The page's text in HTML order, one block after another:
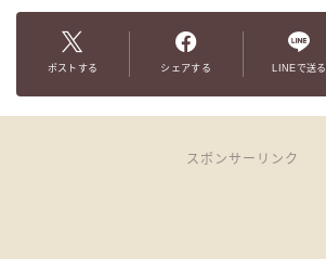
ポストする シェアする LINEで送る
スポンサーリンク